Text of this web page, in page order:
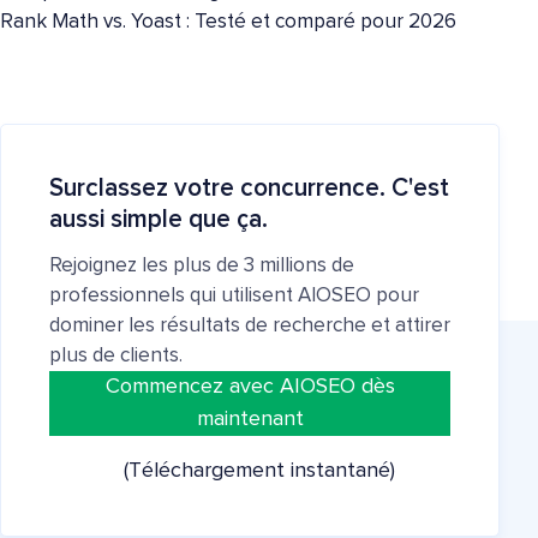
Rank Math vs. Yoast : Testé et comparé pour 2026
Surclassez votre concurrence. C'est
aussi simple que ça.
Rejoignez les plus de 3 millions de
professionnels qui utilisent AIOSEO pour
dominer les résultats de recherche et attirer
plus de clients.
Commencez avec AIOSEO dès
maintenant
(Téléchargement instantané)